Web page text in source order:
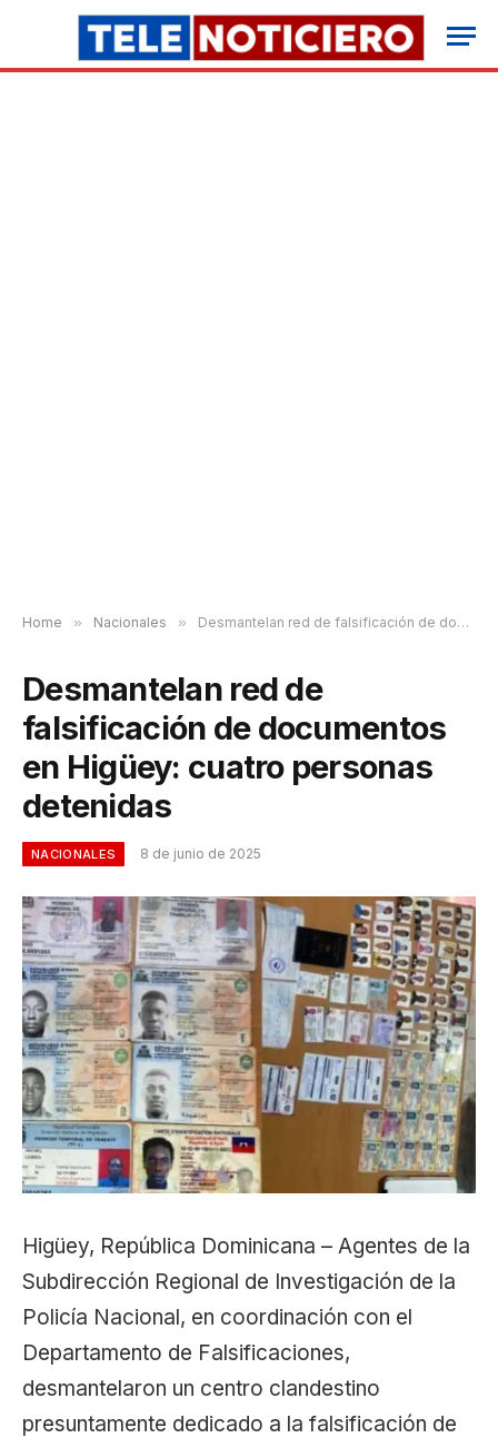
Home » Nacionales » Desmantelan red de falsificación de documentos en Higüey: cuatro personas detenidas
Desmantelan red de
falsificación de documentos
en Higüey: cuatro personas
detenidas
NACIONALES 8 de junio de 2025
Higüey, República Dominicana – Agentes de la
Subdirección Regional de Investigación de la
Policía Nacional, en coordinación con el
Departamento de Falsificaciones,
desmantelaron un centro clandestino
presuntamente dedicado a la falsificación de